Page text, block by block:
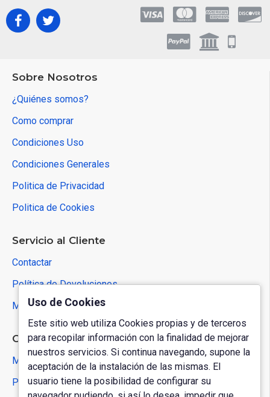
Sobre Nosotros
¿Quiénes somos?
Como comprar
Condiciones Uso
Condiciones Generales
Politica de Privacidad
Politica de Cookies
Servicio al Cliente
Contactar
Política de Devoluciones
Mapa del Sitio
Cuenta de Usuario
Mi Cuenta
Pedidos
Uso de Cookies
Este sitio web utiliza Cookies propias y de terceros
para recopilar información con la finalidad de mejorar
nuestros servicios. Si continua navegando, supone la
aceptación de la instalación de las mismas. El
usuario tiene la posibilidad de configurar su